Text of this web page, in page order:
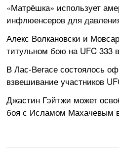
«Матрёшка» использует
инфлюенсеров для
Алекс Волкановски и
титульном бою на UFC 333
В Лас-Вегасе состоялось
взвешивание участников
Джастин Гэйтжи может
боя с Исламом Махачевым